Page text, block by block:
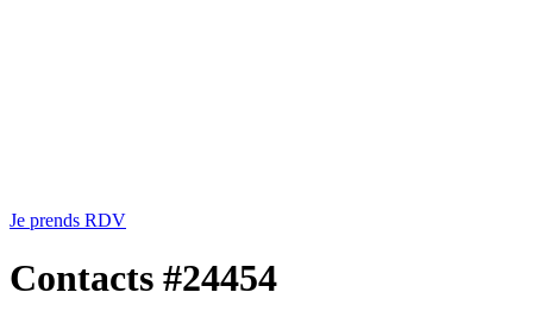
Je prends RDV
Contacts #24454